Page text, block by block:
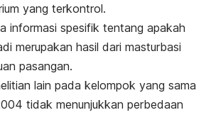
yang terkontrol.
informasi spesifik tentang apakah
merupakan hasil dari masturbasi
pasangan.
lain pada kelompok yang sama
tidak menunjukkan perbedaan